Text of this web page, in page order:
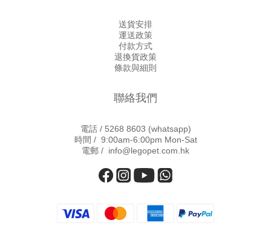
送貨安排
運送政策
付款方式
退換貨政策
條款與細則
聯絡我們
電話 / 5268 8603 (whatsapp)
時間 / 9:00am-6:00pm Mon-Sat
電郵 / info@legopet.com.hk